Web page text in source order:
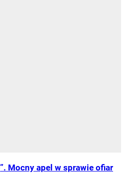
Mocny apel w sprawie ofiar